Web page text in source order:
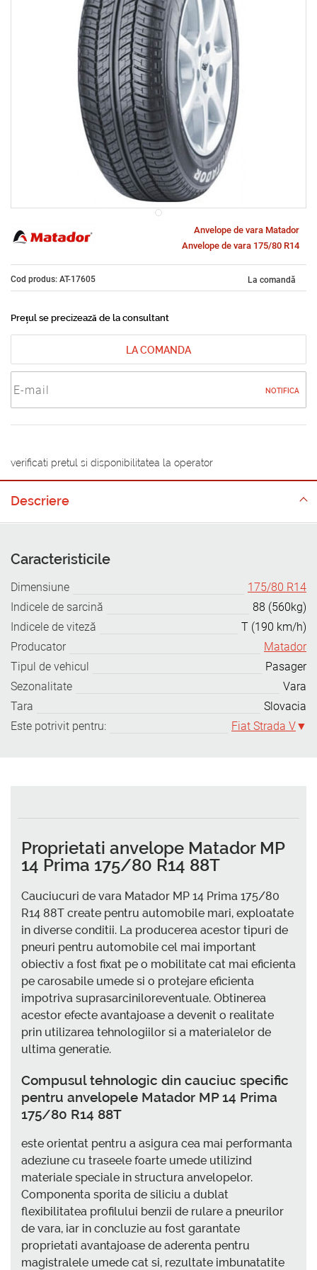
Anvelope de vara Matador
Anvelope de vara 175/80 R14
Cod produs: AT-17605 La comandă
Prețul se precizează de la consultant
LA COMANDA
NOTIFICA
verificati pretul si disponibilitatea la operator
Descriere
Caracteristicile
Dimensiune
175/80 R14
Indicele de sarcină
88 (560kg)
Indicele de viteză
T (190 km/h)
Producator
Matador
Tipul de vehicul
Pasager
Sezonalitate
Vara
Tara
Slovacia
Este potrivit pentru:
Fiat Strada V
Proprietati anvelope Matador MP
14 Prima 175/80 R14 88T
Cauciucuri de vara Matador MP 14 Prima 175/80
R14 88T create pentru automobile mari, exploatate
in diverse conditii. La producerea acestor tipuri de
pneuri pentru automobile cel mai important
obiectiv a fost fixat pe o mobilitate cat mai eficienta
pe carosabile umede si o protejare eficienta
impotriva suprasarciniloreventuale. Obtinerea
acestor efecte avantajoase a devenit o realitate
prin utilizarea tehnologiilor si a materialelor de
ultima generatie.
Compusul tehnologic din cauciuc specific
pentru anvelopele Matador MP 14 Prima
175/80 R14 88T
este orientat pentru a asigura cea mai performanta
adeziune cu traseele foarte umede utilizind
materiale speciale in structura anvelopelor.
Componenta sporita de siliciu a dublat
flexibilitatea profilului benzii de rulare a pneurilor
de vara, iar in concluzie au fost garantate
proprietati avantajoase de aderenta pentru
magistralele umede cat si, rezultate imbunatatite